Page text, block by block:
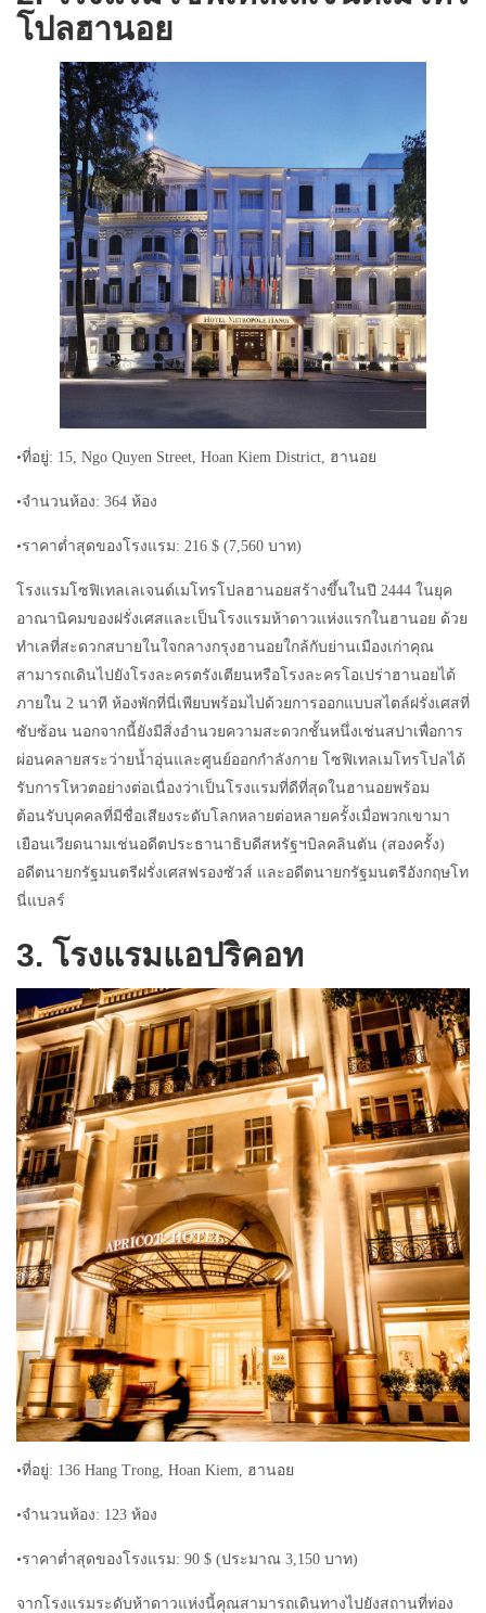
โปลฮานอย
•ที่อยู่: 15, Ngo Quyen Street, Hoan Kiem District, ฮานอย
•จำนวนห้อง: 364 ห้อง
•ราคาต่ำสุดของโรงแรม: 216 $ (7,560 บาท)
โรงแรมโซฟิเทลเลเจนด์เมโทรโปลฮานอยสร้างขึ้นในปี 2444 ในยุค
อาณานิคมของฝรั่งเศสและเป็นโรงแรมห้าดาวแห่งแรกในฮานอย ด้วย
ทำเลที่สะดวกสบายในใจกลางกรุงฮานอยใกล้กับย่านเมืองเก่าคุณ
สามารถเดินไปยังโรงละครตรังเตียนหรือโรงละครโอเปร่าฮานอยได้
ภายใน 2 นาที ห้องพักที่นี่เพียบพร้อมไปด้วยการออกแบบสไตล์ฝรั่งเศสที่
ซับซ้อน นอกจากนี้ยังมีสิ่งอำนวยความสะดวกชั้นหนึ่งเช่นสปาเพื่อการ
ผ่อนคลายสระว่ายน้ำอุ่นและศูนย์ออกกำลังกาย โซฟิเทลเมโทรโปลได้
รับการโหวตอย่างต่อเนื่องว่าเป็นโรงแรมที่ดีที่สุดในฮานอยพร้อม
ต้อนรับบุคคลที่มีชื่อเสียงระดับโลกหลายต่อหลายครั้งเมื่อพวกเขามา
เยือนเวียดนามเช่นอดีตประธานาธิบดีสหรัฐฯบิลคลินตัน (สองครั้ง)
อดีตนายกรัฐมนตรีฝรั่งเศสฟรองซัวส์ และอดีตนายกรัฐมนตรีอังกฤษโท
นี่แบลร์
3. โรงแรมแอปริคอท
•ที่อยู่: 136 Hang Trong, Hoan Kiem, ฮานอย
•จำนวนห้อง: 123 ห้อง
•ราคาต่ำสุดของโรงแรม: 90 $ (ประมาณ 3,150 บาท)
จากโรงแรมระดับห้าดาวแห่งนี้คุณสามารถเดินทางไปยังสถานที่ท่อง